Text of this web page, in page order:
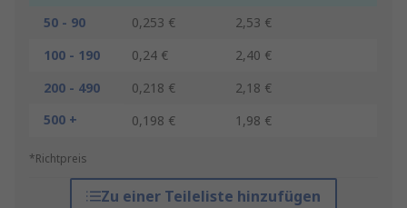
50 - 90
0,253 €
2,53 €
100 - 190
0,24 €
2,40 €
200 - 490
0,218 €
2,18 €
500 +
0,198 € 1,98 €
*Richtpreis
Zu einer Teileliste hinzufügen